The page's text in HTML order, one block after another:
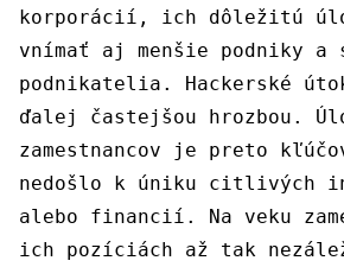
korporácií, ich dôležitú
vnímať aj menšie podniky a
podnikatelia. Hackerské
ďalej častejšou hrozbou.
zamestnancov je preto
nedošlo k úniku citlivých
alebo financií. Na veku
ich pozíciách až tak